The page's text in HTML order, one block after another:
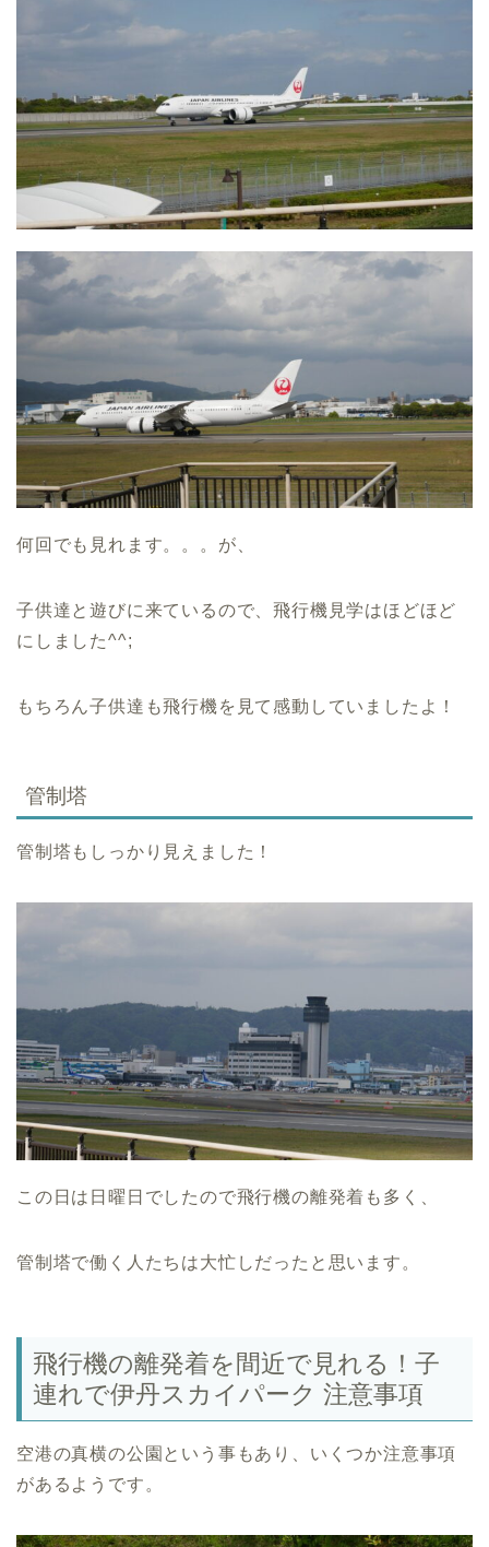
何回でも見れます。。。が、
子供達と遊びに来ているので、飛行機見学はほどほど
にしました^^;
もちろん子供達も飛行機を見て感動していましたよ！
管制塔
管制塔もしっかり見えました！
この日は日曜日でしたので飛行機の離発着も多く、
管制塔で働く人たちは大忙しだったと思います。
飛行機の離発着を間近で見れる！子
連れで伊丹スカイパーク 注意事項
空港の真横の公園という事もあり、いくつか注意事項
があるようです。